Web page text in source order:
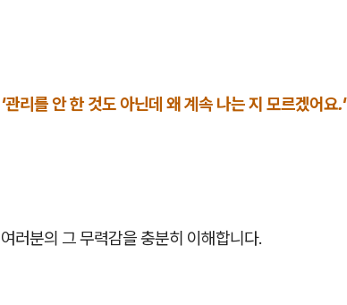
'관리를 안 한 것도 아닌데 왜 계속 나는 지 모르겠어요.'
여러분의 그 무력감을 충분히 이해합니다.